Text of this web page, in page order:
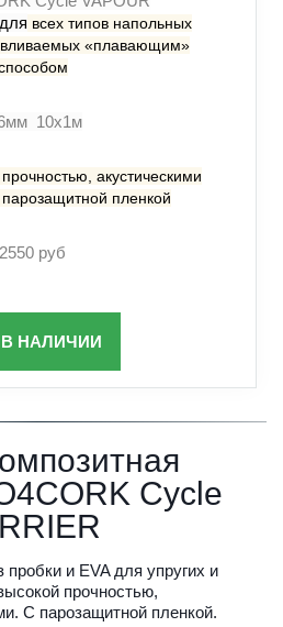
для всех типов напольных
«плавающим»
10х1м
акустическими
пленкой
2550 руб
В НАЛИЧИИ
Cycle
и EVA для упругих и
прочностью,
С парозащитной пленкой.